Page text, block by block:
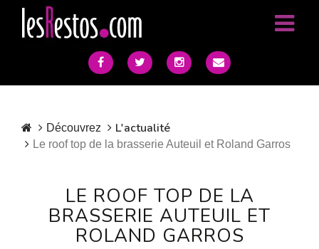
Découvrez L'actualité
Le roof top de la brasserie Auteuil et Roland Garros
LE ROOF TOP DE LA
BRASSERIE AUTEUIL ET
ROLAND GARROS